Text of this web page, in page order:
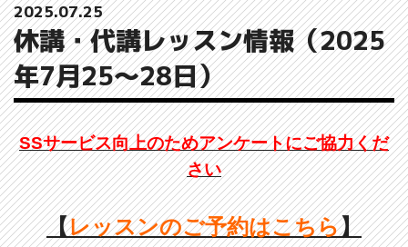
2025.07.25
休講・代講レッスン情報（2025
年7月25～28日）
SSサービス向上のためアンケートにご協力くだ
さい
【レッスンのご予約はこちら】